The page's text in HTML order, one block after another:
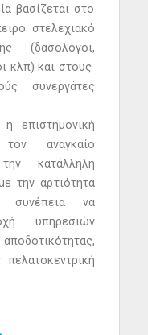
βασίζεται στο
στελεχιακό
(δασολόγοι,
κλπ) και στους
συνεργάτες
επιστημονική
αναγκαίο
κατάλληλη
την αρτιότητα
να
υπηρεσιών